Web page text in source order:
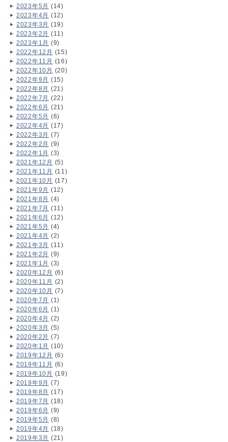
2023年5月 (14)
2023年4月 (12)
2023年3月 (19)
2023年2月 (11)
2023年1月 (9)
2022年12月 (15)
2022年11月 (16)
2022年10月 (20)
2022年9月 (15)
2022年8月 (21)
2022年7月 (22)
2022年6月 (21)
2022年5月 (6)
2022年4月 (17)
2022年3月 (7)
2022年2月 (9)
2022年1月 (3)
2021年12月 (5)
2021年11月 (11)
2021年10月 (17)
2021年9月 (12)
2021年8月 (4)
2021年7月 (11)
2021年6月 (12)
2021年5月 (4)
2021年4月 (2)
2021年3月 (11)
2021年2月 (9)
2021年1月 (3)
2020年12月 (6)
2020年11月 (2)
2020年10月 (7)
2020年7月 (1)
2020年6月 (1)
2020年4月 (2)
2020年3月 (5)
2020年2月 (7)
2020年1月 (10)
2019年12月 (6)
2019年11月 (6)
2019年10月 (19)
2019年9月 (7)
2019年8月 (17)
2019年7月 (18)
2019年6月 (9)
2019年5月 (8)
2019年4月 (18)
2019年3月 (21)